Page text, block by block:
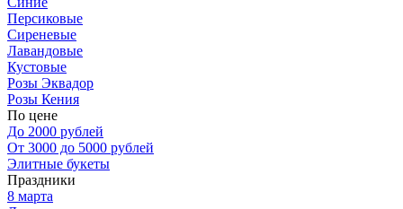
Персиковые
Сиреневые
Лавандовые
Кустовые
Розы Эквадор
Розы Кения
По цене
До 2000 рублей
От 3000 до 5000 рублей
Элитные букеты
Праздники
8 марта